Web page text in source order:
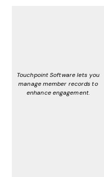
Touchpoint Software lets you
manage member records to
enhance engagement.